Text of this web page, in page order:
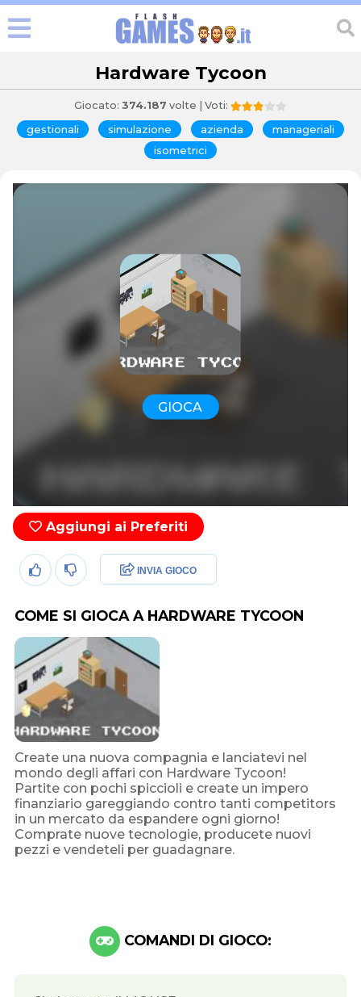
Hardware Tycoon
Giocato: 374.187 volte | Voti:
gestionali simulazione azienda
manageriali
isometrici
GIOCA
Aggiungi ai Preferiti
INVIA GIOCO
COME SI GIOCA A HARDWARE TYCOON
Create una nuova compagnia e lanciatevi nel
mondo degli affari con Hardware Tycoon!
Partite con pochi spiccioli e create un impero
finanziario gareggiando contro tanti competitors
in un mercato da espandere ogni giorno!
Comprate nuove tecnologie, producete nuovi
pezzi e vendeteli per guadagnare.
COMANDI DI GIOCO: